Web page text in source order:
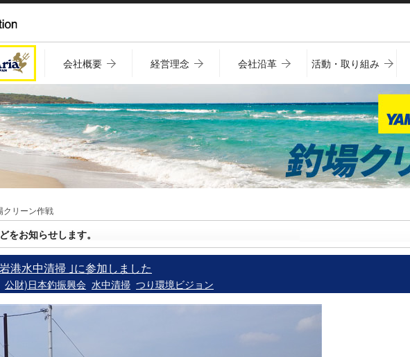
会社概要 経営理念 会社沿革 活動・取り組み
クリーン作戦
をお知らせします。
港水中清掃 ｣に参加しました
公財)日本釣振興会 水中清掃 つり環境ビジョン